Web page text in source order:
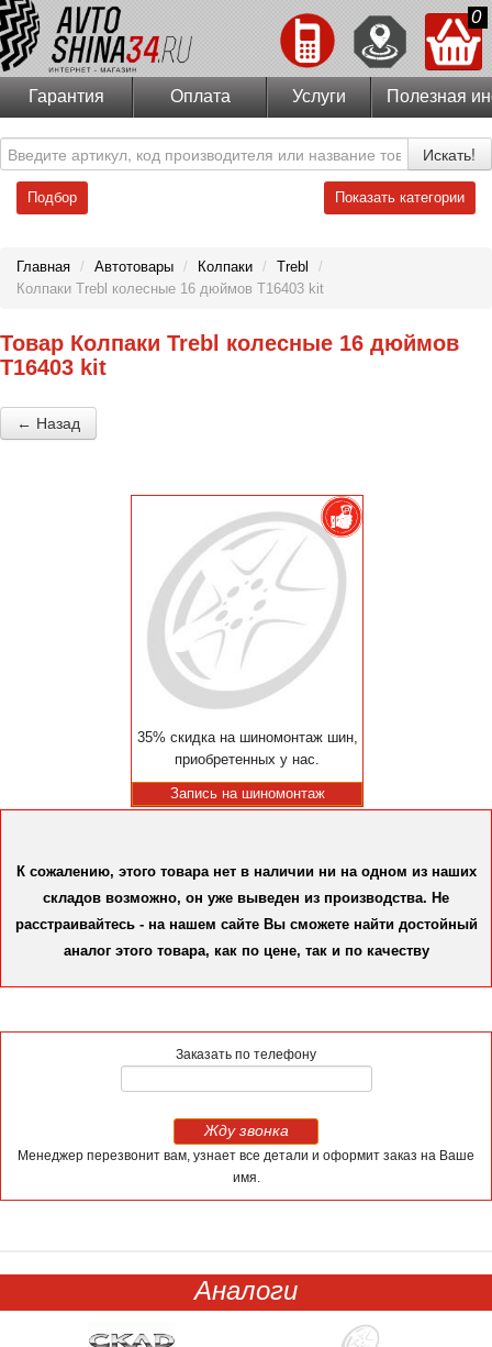
0
Гарантия Оплата Услуги Полезная
Искать!
Подбор Показать категории
Главная / Автотовары / Колпаки / Trebl
/
Колпаки Trebl колесные 16 дюймов T16403 kit
Товар Колпаки Trebl колесные 16 дюймов
T16403 kit
← Назад
35% скидка на шиномонтаж шин,
приобретенных у нас.
Запись на шиномонтаж
К сожалению, этого товара нет в наличии ни на одном из наших
складов возможно, он уже выведен из производства. Не
расстраивайтесь - на нашем сайте Вы сможете найти достойный
аналог этого товара, как по цене, так и по качеству
Заказать по телефону
Жду звонка
Менеджер перезвонит вам, узнает все детали и оформит заказ на Ваше
имя.
Аналоги